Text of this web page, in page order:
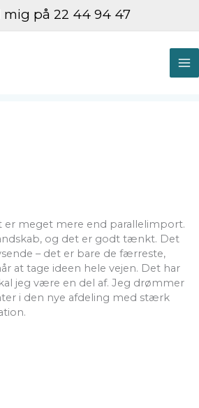
mig på 22 44 94 47
er meget mere end parallelimport.
og det er godt tænkt. Det
– det er bare de færreste,
at tage ideen hele vejen. Det har
jeg være en del af. Jeg drømmer
i den nye afdeling med stærk